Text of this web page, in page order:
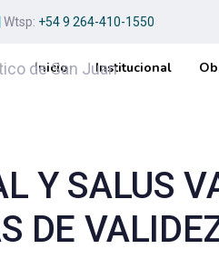
Wtsp: +54 9 264-410-1550
Inicio Institucional
Y SALUS
DE